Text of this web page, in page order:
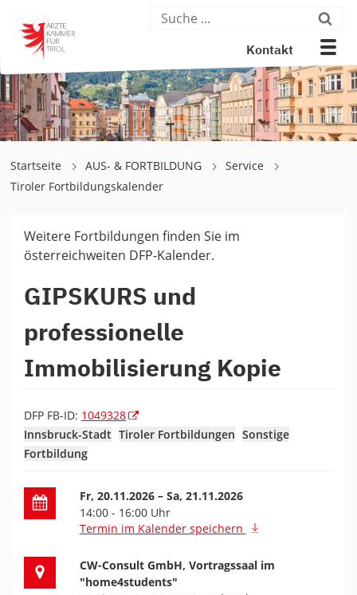
Kontakt
Startseite AUS- & FORTBILDUNG
Service
Tiroler Fortbildungskalender
Weitere Fortbildungen finden Sie im
österreichweiten DFP-Kalender.
GIPSKURS und
professionelle
Immobilisierung Kopie
DFP FB-ID: 1049328
Innsbruck-Stadt Tiroler Fortbildungen Sonstige
Fortbildung
Datum der Fortbildung
Fr, 20.11.2026 – Sa, 21.11.2026
14:00 - 16:00 Uhr
Termin im Kalender speichern
Ort der Fortbildung
CW-Consult GmbH, Vortragssaal im
"home4students"